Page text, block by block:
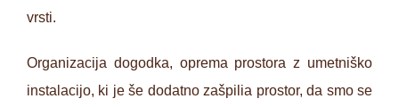
vrsti.
Organizacija dogodka, oprema prostora z umetniško
instalacijo, ki je še dodatno zašpilia prostor, da smo se